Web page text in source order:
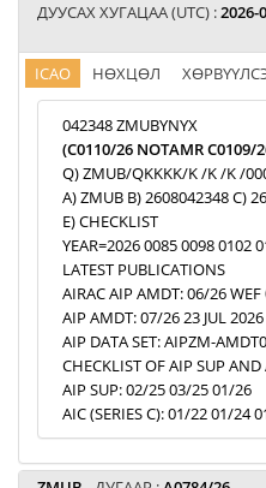
ДУУСАХ ХУГАЦАА (UTC) :2026-
ICAO НӨХЦӨЛ
042348 ZMUBYNYX
(C0110/26 NOTAMR C0109/
Q) ZMUB/QKKKK/K /K /K /
A) ZMUB B) 2608042348 C)
E) CHECKLIST
YEAR=2026 0085 0098 0102
LATEST PUBLICATIONS
AIRAC AIP AMDT: 06/26 WEF
AIP AMDT: 07/26 23 JUL 2026
AIP DATA SET: AIPZM-
CHECKLIST OF AIP SUP AND
AIP SUP: 02/25 03/25 01/26
AIC (SERIES C): 01/22 01/24